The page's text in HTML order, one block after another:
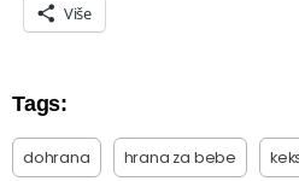
Više
Tags:
dohrana hrana za bebe